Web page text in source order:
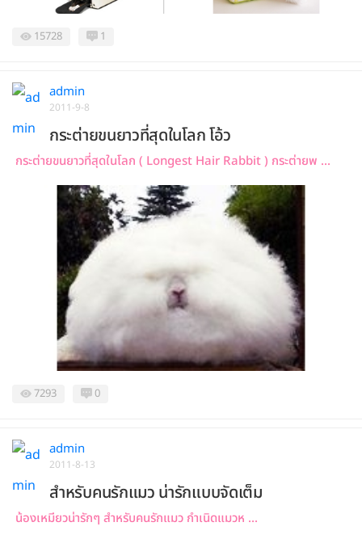
15728 1
admin
2011-9-8
กระต่ายขนยาวที่สุดในโลก โอ้ว
กระต่ายขนยาวที่สุดในโลก ( Longest Hair Rabbit ) กระต่ายพ ...
7293 0
admin
2011-8-13
สำหรับคนรักแมว น่ารักแบบจัดเต็ม
น้องเหมียวน่ารักๆ สำหรับคนรักแมว กำเนิดแมวห ...